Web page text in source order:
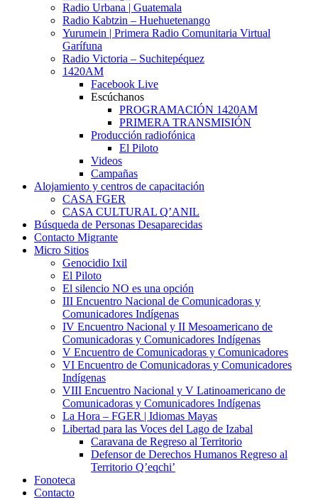
Radio Urbana | Guatemala
Radio Kabtzin – Huehuetenango
Yurumein | Primera Radio Comunitaria Virtual
Garífuna
Radio Victoria – Suchitepéquez
1420AM
Facebook Live
Escúchanos
PROGRAMACIÓN 1420AM
PRIMERA TRANSMISIÓN
Producción radiofónica
El Piloto
Videos
Campañas
Alojamiento y centros de capacitación
CASA FGER
CASA CULTURAL Q’ANIL
Búsqueda de Personas Desaparecidas
Contacto Migrante
Micro Sitios
Genocidio Ixil
El Piloto
El silencio NO es una opción
III Encuentro Nacional de Comunicadoras y
Comunicadores Indígenas
IV Encuentro Nacional y II Mesoamericano de
Comunicadoras y Comunicadores Indígenas
V Encuentro de Comunicadoras y Comunicadores
VI Encuentro de Comunicadoras y Comunicadores
Indígenas
VIII Encuentro Nacional y V Latinoamericano de
Comunicadoras y Comunicadores Indígenas
La Hora – FGER | Idiomas Mayas
Libertad para las Voces del Lago de Izabal
Caravana de Regreso al Territorio
Defensor de Derechos Humanos Regreso al
Territorio Q’eqchi’
Fonoteca
Contacto